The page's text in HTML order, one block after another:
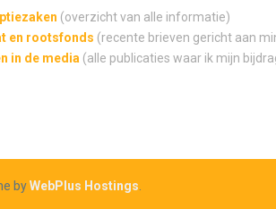
(overzicht van alle informatie)
en rootsfonds (recente brieven gericht aan
in de media (alle publicaties waar ik mijn
byWebPlus Hostings